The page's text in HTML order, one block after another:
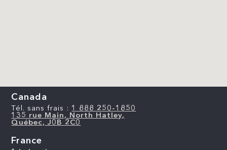
Canada
Tél. sans frais : 1 888 250-1850
135 rue Main, North Hatley,
Québec, J0B 2C0
France